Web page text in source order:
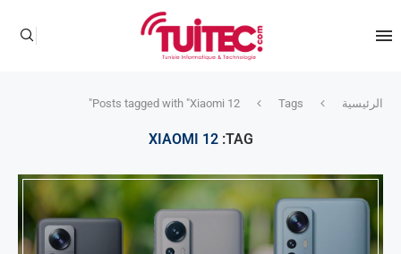
الرئيسية Tags
Posts tagged with "Xiaomi 12"
TAG:
XIAOMI 12